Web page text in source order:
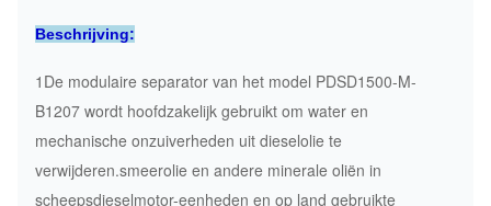
Beschrijving:
1De modulaire separator van het model PDSD1500-M-
B1207 wordt hoofdzakelijk gebruikt om water en
mechanische onzuiverheden uit dieselolie te
verwijderen.smeerolie en andere minerale oliën in
scheepsdieselmotor-eenheden en op land gebruikte